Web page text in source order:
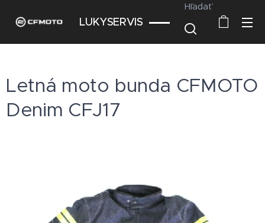
LUKYSERVIS
Hľadať
Letná moto bunda CFMOTO
Denim CFJ17